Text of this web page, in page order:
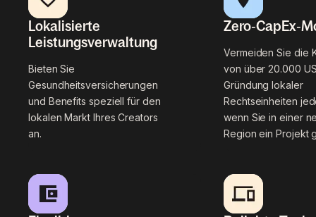
Lokalisierte
Leistungsverwaltung
Bieten Sie
Gesundheitsversicherungen
und Benefits speziell für den
lokalen Markt Ihres Creators
an.
Vermeiden Sie die
von über 20.000
Gründung lokaler
Rechtseinheiten
wenn Sie in einer
Region ein Projekt